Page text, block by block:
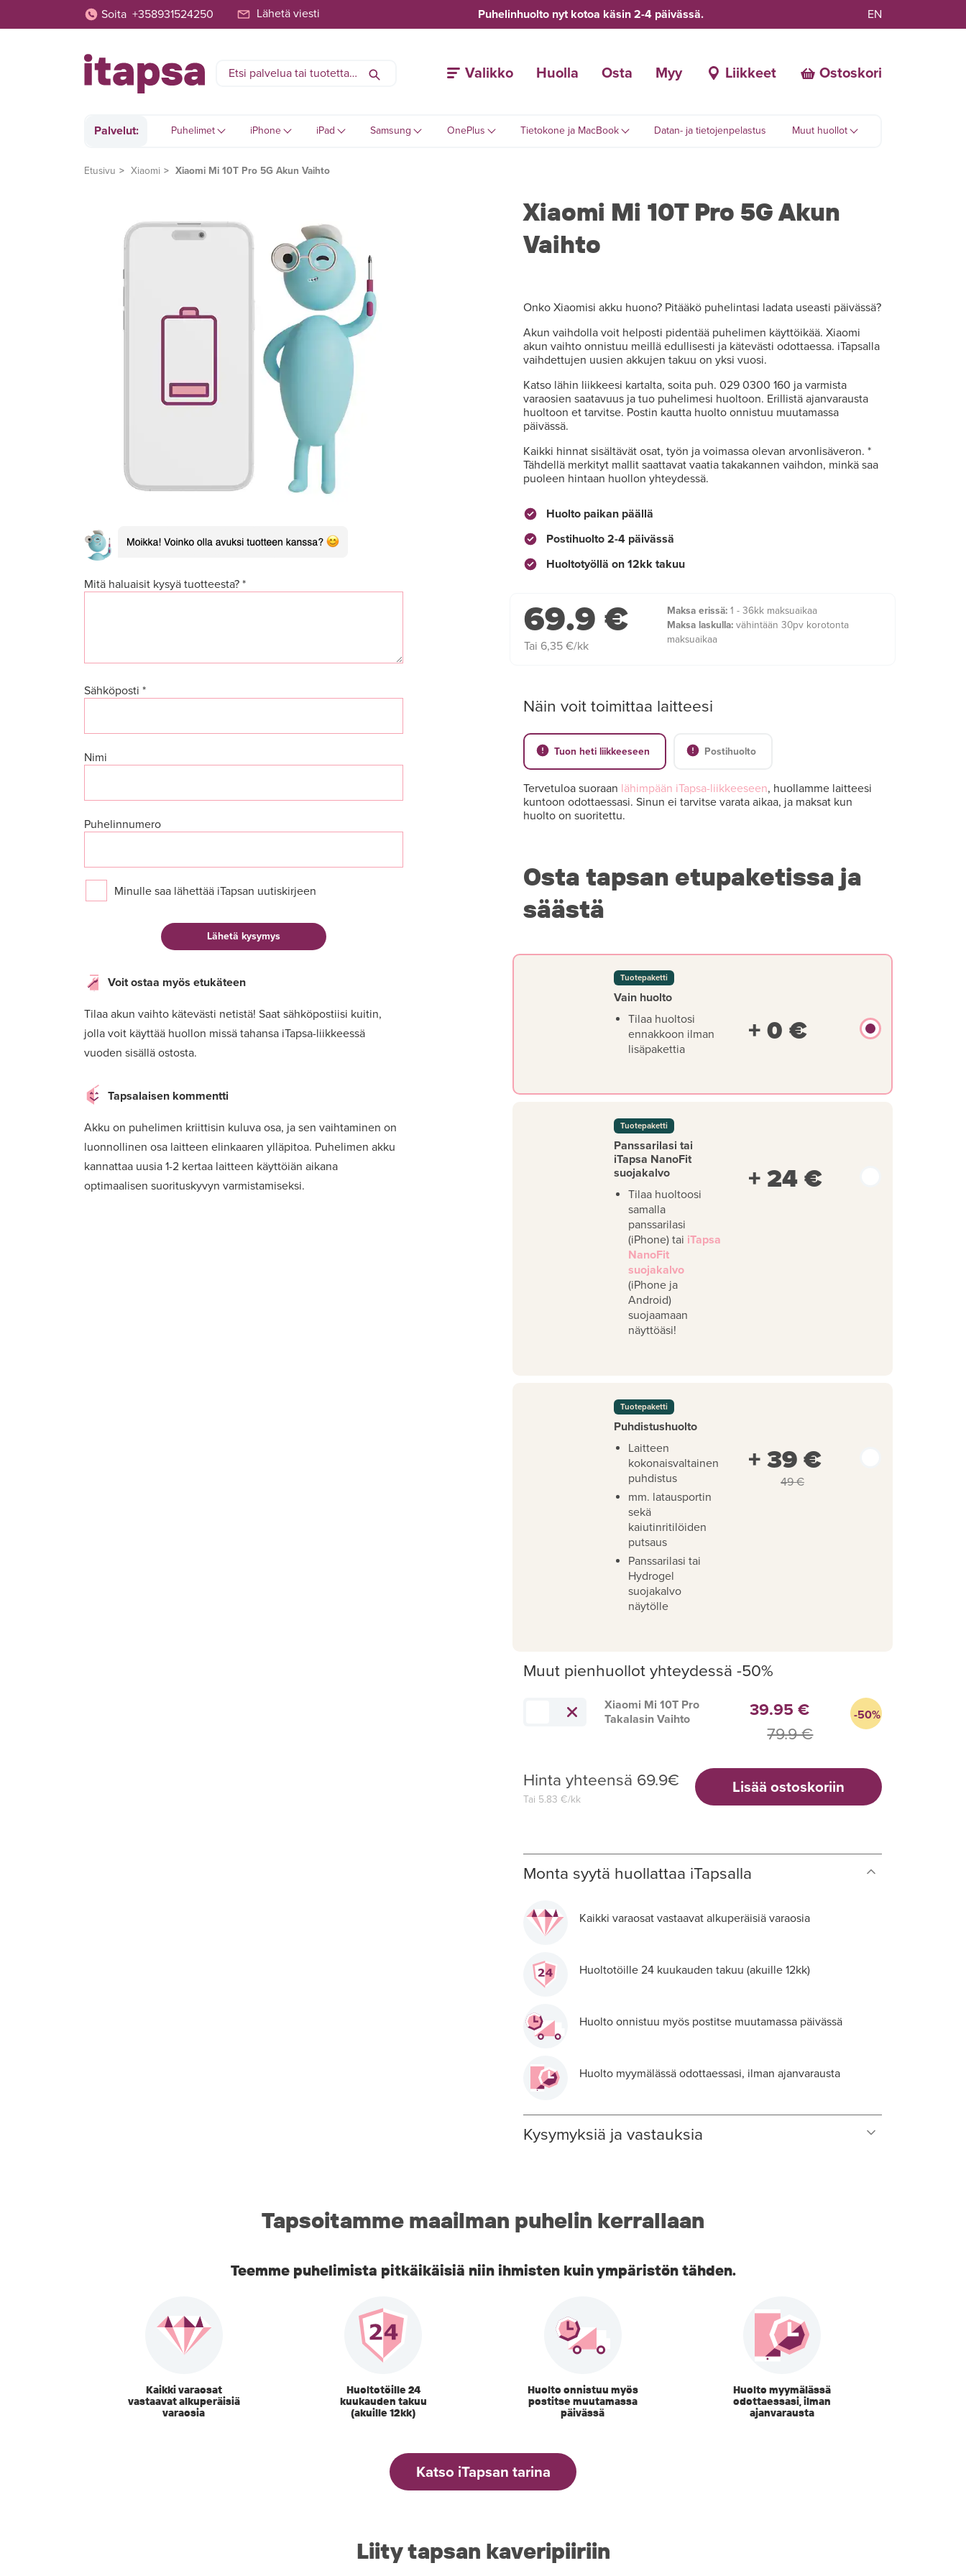
Soita +358931524250 Lähetä viesti Puhelinhuolto nyt kotoa käsin 2-4 päivässä. EN
Valikko Huolla Osta Myy Liikkeet Ostoskori
Palvelut: Puhelimet iPhone iPad Samsung OnePlus Tietokone ja MacBook Datan- ja tietojenpelastus Muut huollot
Etusivu Xiaomi Xiaomi Mi 10T Pro 5G Akun Vaihto
Mitä haluaisit kysyä tuotteesta? *
Sähköposti *
Nimi
Puhelinnumero
Minulle saa lähettää iTapsan uutiskirjeen
Voit ostaa myös etukäteen
Tilaa akun vaihto kätevästi netistä! Saat sähköpostiisi kuitin,
jolla voit käyttää huollon missä tahansa iTapsa-liikkeessä
vuoden sisällä ostosta.
Tapsalaisen kommentti
Akku on puhelimen kriittisin kuluva osa, ja sen vaihtaminen on
luonnollinen osa laitteen elinkaaren ylläpitoa. Puhelimen akku
kannattaa uusia 1-2 kertaa laitteen käyttöiän aikana
optimaalisen suorituskyvyn varmistamiseksi.
Xiaomi Mi 10T Pro 5G Akun
Vaihto
Onko Xiaomisi akku huono? Pitääkö puhelintasi ladata useasti päivässä?
Akun vaihdolla voit helposti pidentää puhelimen käyttöikää. Xiaomi
akun vaihto onnistuu meillä edullisesti ja kätevästi odottaessa. iTapsalla
vaihdettujen uusien akkujen takuu on yksi vuosi.
Katso lähin liikkeesi kartalta, soita puh. 029 0300 160 ja varmista
varaosien saatavuus ja tuo puhelimesi huoltoon. Erillistä ajanvarausta
huoltoon et tarvitse. Postin kautta huolto onnistuu muutamassa
päivässä.
Kaikki hinnat sisältävät osat, työn ja voimassa olevan arvonlisäveron. *
Tähdellä merkityt mallit saattavat vaatia takakannen vaihdon, minkä saa
puoleen hintaan huollon yhteydessä.
Huolto paikan päällä
Postihuolto 2-4 päivässä
Huoltotyöllä on 12kk takuu
69.9 €
Tai 6,35 €/kk
Maksa erissä:1 - 36kk maksuaikaa
Maksa laskulla:vähintään 30pv korotonta
maksuaikaa
Näin voit toimittaa laitteesi
Tuon heti liikkeeseen Postihuolto
Tervetuloa suoraan lähimpään iTapsa-liikkeeseen, huollamme laitteesi
kuntoon odottaessasi. Sinun ei tarvitse varata aikaa, ja maksat kun
huolto on suoritettu.
Osta tapsan etupaketissa ja
säästä
Tuotepaketti
Vain huolto
Tilaa huoltosi
ennakkoon ilman
lisäpakettia
+ 0 €
Tuotepaketti
Panssarilasi tai
iTapsa NanoFit
suojakalvo
Tilaa huoltoosi
samalla
panssarilasi
(iPhone) tai iTapsa
NanoFit
suojakalvo
(iPhone ja
Android)
suojaamaan
näyttöäsi!
+ 24 €
Tuotepaketti
Puhdistushuolto
Laitteen
kokonaisvaltainen
puhdistus
mm. latausportin
sekä
kaiutinritilöiden
putsaus
Panssarilasi tai
Hydrogel
suojakalvo
näytölle
+ 39 €
49 €
Muut pienhuollot yhteydessä -50%
Xiaomi Mi 10T Pro
Takalasin Vaihto
39.95 €
79.9 €
-50%
Hinta yhteensä 69.9€
Tai 5.83 €/kk
Lisää ostoskoriin
Monta syytä huollattaa iTapsalla
Kaikki varaosat vastaavat alkuperäisiä varaosia
Huoltotöille 24 kuukauden takuu (akuille 12kk)
Huolto onnistuu myös postitse muutamassa päivässä
Huolto myymälässä odottaessasi, ilman ajanvarausta
Kysymyksiä ja vastauksia
Tapsoitamme maailman puhelin kerrallaan
Teemme puhelimista pitkäikäisiä niin ihmisten kuin ympäristön tähden.
Kaikki varaosat
vastaavat alkuperäisiä
varaosia
Huoltotöille 24
kuukauden takuu
(akuille 12kk)
Huolto onnistuu myös
postitse muutamassa
päivässä
Huolto myymälässä
odottaessasi, ilman
ajanvarausta
Katso iTapsan tarina
Liity tapsan kaveripiiriin